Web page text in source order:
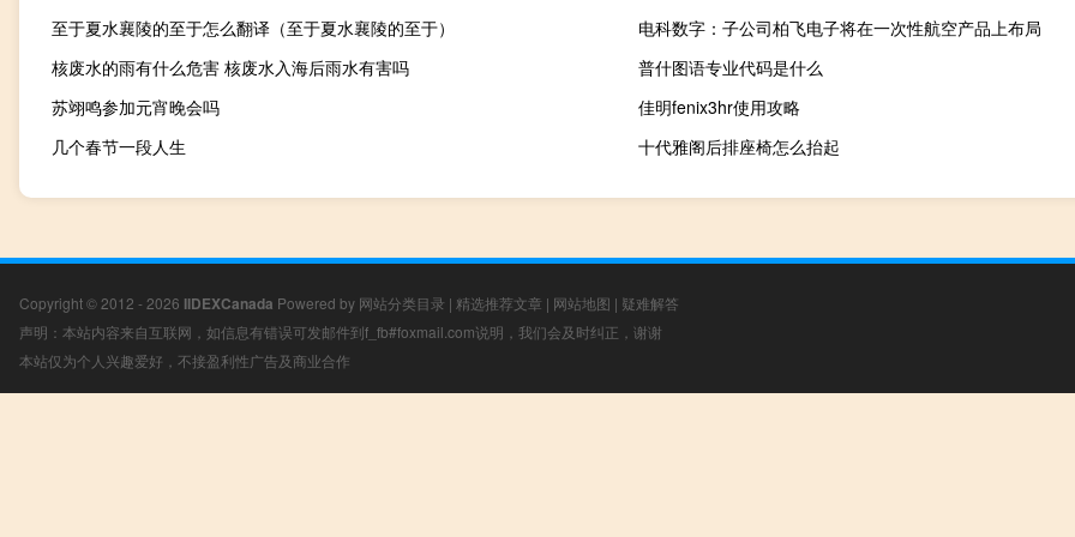
至于夏水襄陵的至于怎么翻译（至于夏水襄陵的至于）
电科数字：子公司柏飞电子将在一次性航空产品上布局
核废水的雨有什么危害 核废水入海后雨水有害吗
普什图语专业代码是什么
苏翊鸣参加元宵晚会吗
佳明fenix3hr使用攻略
几个春节一段人生
十代雅阁后排座椅怎么抬起
Copyright © 2012 - 2026 IIDEXCanada Powered by 网站分类目录 | 精选推荐文章 | 网站地图 | 疑难解答
声明：本站内容来自互联网，如信息有错误可发邮件到f_fb#foxmail.com说明，我们会及时纠正，谢谢
本站仅为个人兴趣爱好，不接盈利性广告及商业合作